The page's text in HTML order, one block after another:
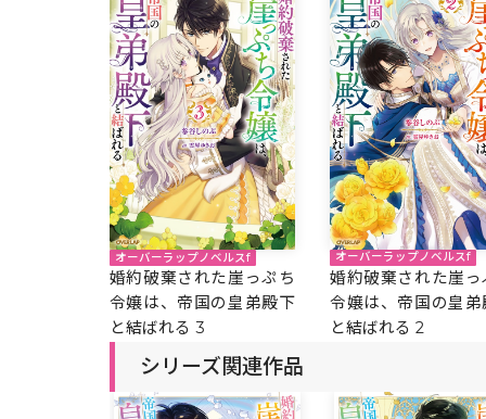
オーバーラップノベルスf
婚約破棄された崖っぷち
令嬢は、帝国の皇弟殿下
と結ばれる 3
オーバーラップノベルスf
婚約破棄された崖っ
令嬢は、帝国の皇弟
と結ばれる 2
シリーズ関連作品